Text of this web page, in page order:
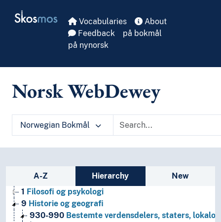
Skosmos Vocabularies
About
Feedback
på bokmål
på nynorsk
Norsk WebDewey
Norwegian Bokmål
Sidebar listing: list and traverse
A-Z Hierarchy
New
1 Filosofi og psykologi
9 Historie og geografi
930-990 Bestemte verdensdelers, staters,